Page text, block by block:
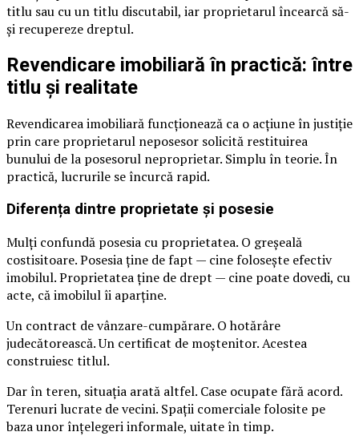
titlu sau cu un titlu discutabil, iar proprietarul încearcă să-
și recupereze dreptul.
Revendicare imobiliară în practică: între
titlu și realitate
Revendicarea imobiliară funcționează ca o acțiune în justiție
prin care proprietarul neposesor solicită restituirea
bunului de la posesorul neproprietar. Simplu în teorie. În
practică, lucrurile se încurcă rapid.
Diferența dintre proprietate și posesie
Mulți confundă posesia cu proprietatea. O greșeală
costisitoare. Posesia ține de fapt — cine folosește efectiv
imobilul. Proprietatea ține de drept — cine poate dovedi, cu
acte, că imobilul îi aparține.
Un contract de vânzare-cumpărare. O hotărâre
judecătorească. Un certificat de moștenitor. Acestea
construiesc titlul.
Dar în teren, situația arată altfel. Case ocupate fără acord.
Terenuri lucrate de vecini. Spații comerciale folosite pe
baza unor înțelegeri informale, uitate în timp.